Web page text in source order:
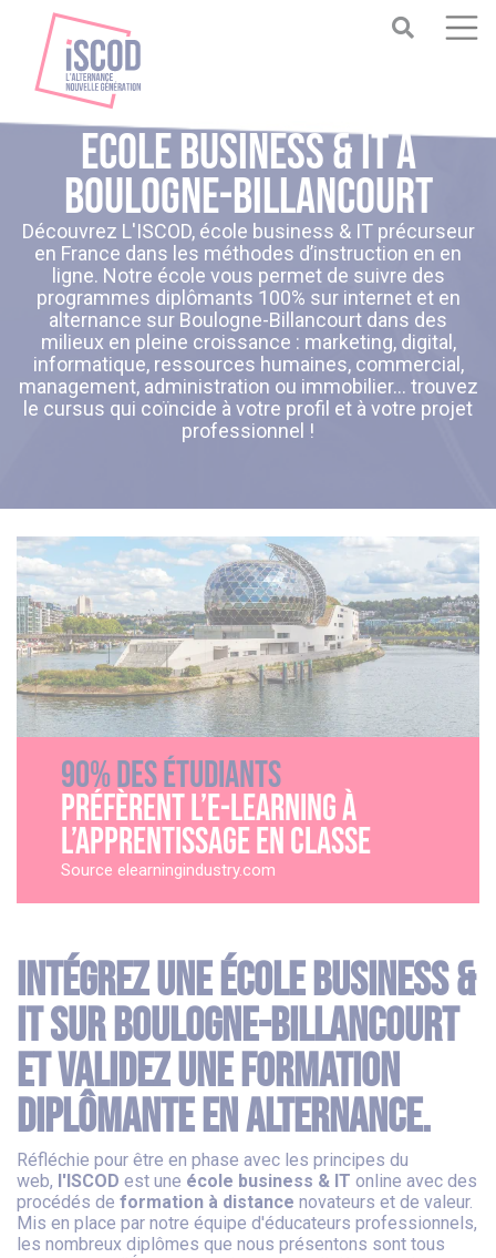
Ecole business & IT à
Boulogne-Billancourt
Découvrez L'ISCOD, école business & IT précurseur
en France dans les méthodes d’instruction en en
ligne. Notre école vous permet de suivre des
programmes diplômants 100% sur internet et en
alternance sur Boulogne-Billancourt dans des
milieux en pleine croissance : marketing, digital,
informatique, ressources humaines, commercial,
management, administration ou immobilier... trouvez
le cursus qui coïncide à votre profil et à votre projet
professionnel !
90% des étudiants
préfèrent l’e-learning à
l’apprentissage en classe
Source elearningindustry.com
Intégrez une école business &
IT sur Boulogne-Billancourt
et validez une formation
diplômante en alternance.
Réfléchie pour être en phase avec les principes du
web, l'ISCOD est une école business & IT online avec des
procédés de formation à distance novateurs et de valeur.
Mis en place par notre équipe d'éducateurs professionnels,
les nombreux diplômes que nous présentons sont tous